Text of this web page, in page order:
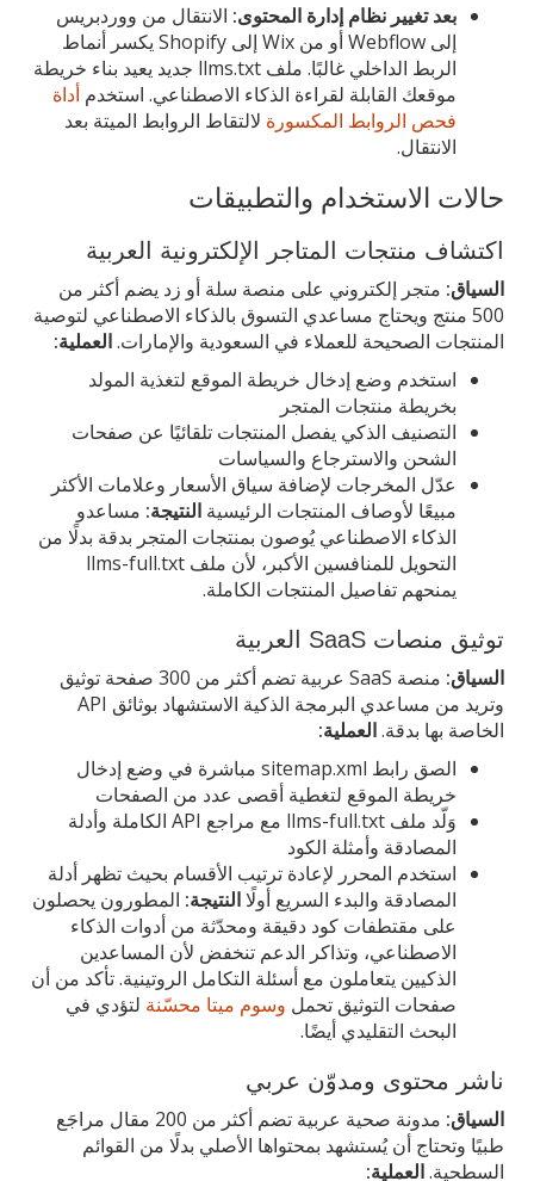
بعد تغيير نظام إدارة المحتوى: الانتقال من ووردبريس
إلى Webflow أو من Wix إلى Shopify يكسر أنماط
الربط الداخلي غالبًا. ملف llms.txt جديد يعيد بناء خريطة
موقعك القابلة لقراءة الذكاء الاصطناعي. استخدم أداة
فحص الروابط المكسورة لالتقاط الروابط الميتة بعد
الانتقال.
حالات الاستخدام والتطبيقات
اكتشاف منتجات المتاجر الإلكترونية العربية
السياق: متجر إلكتروني على منصة سلة أو زد يضم أكثر من
500 منتج ويحتاج مساعدي التسوق بالذكاء الاصطناعي لتوصية
المنتجات الصحيحة للعملاء في السعودية والإمارات.العملية:
استخدم وضع إدخال خريطة الموقع لتغذية المولد
بخريطة منتجات المتجر
التصنيف الذكي يفصل المنتجات تلقائيًا عن صفحات
الشحن والاسترجاع والسياسات
عدّل المخرجات لإضافة سياق الأسعار وعلامات الأكثر
مبيعًا لأوصاف المنتجات الرئيسية النتيجة: مساعدو
الذكاء الاصطناعي يُوصون بمنتجات المتجر بدقة بدلًا من
التحويل للمنافسين الأكبر، لأن ملف llms-full.txt
يمنحهم تفاصيل المنتجات الكاملة.
توثيق منصات SaaS العربية
السياق:
منصة SaaS عربية تضم أكثر من 300 صفحة توثيق
وتريد من مساعدي البرمجة الذكية الاستشهاد بوثائق API
الخاصة بها بدقة.العملية:
الصق رابط sitemap.xml مباشرة في وضع إدخال
خريطة الموقع لتغطية أقصى عدد من الصفحات
وَلّد ملف llms-full.txt مع مراجع API الكاملة وأدلة
المصادقة وأمثلة الكود
استخدم المحرر لإعادة ترتيب الأقسام بحيث تظهر أدلة
المصادقة والبدء السريع أولًاالنتيجة: المطورون يحصلون
على مقتطفات كود دقيقة ومحدّثة من أدوات الذكاء
الاصطناعي، وتذاكر الدعم تنخفض لأن المساعدين
الذكيين يتعاملون مع أسئلة التكامل الروتينية. تأكد من أن
صفحات التوثيق تحمل وسوم ميتا محسّنة لتؤدي في
البحث التقليدي أيضًا.
ناشر محتوى ومدوّن عربي
السياق:
مدونة صحية عربية تضم أكثر من 200 مقال مراجَع
طبيًا وتحتاج أن يُستشهد بمحتواها الأصلي بدلًا من القوائم
السطحية.العملية: